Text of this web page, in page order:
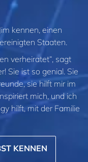
kennen, einen
Staaten.
verheiratet“, sagt
Sie ist so genial. Sie
sie hilft mir im
mich, und ich
hilft, mit der Familie
KENNEN